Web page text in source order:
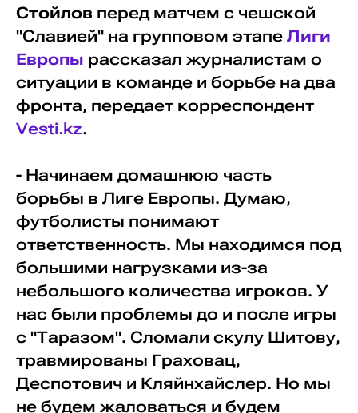
Стойлов перед матчем с чешской
"Славией" на групповом этапе Лиги
Европы рассказал журналистам о
ситуации в команде и борьбе на два
фронта, передает корреспондент
Vesti.kz.
- Начинаем домашнюю часть
борьбы в Лиге Европы. Думаю,
футболисты понимают
ответственность. Мы находимся под
большими нагрузками из-за
небольшого количества игроков. У
нас были проблемы до и после игры
с "Таразом". Сломали скулу Шитову,
травмированы Граховац,
Деспотович и Кляйнхайслер. Но мы
не будем жаловаться и будем